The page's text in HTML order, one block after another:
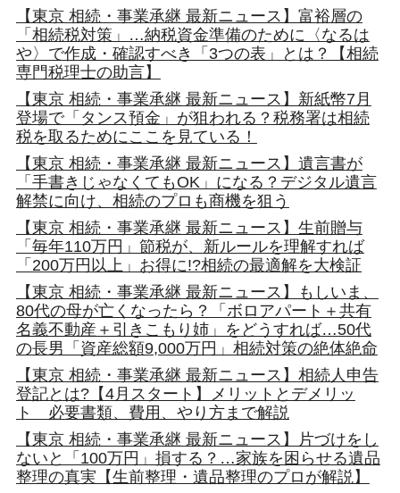
【東京 相続・事業承継 最新ニュース】富裕層の
「相続税対策」…納税資金準備のために〈なるは
や〉で作成・確認すべき「3つの表」とは？【相続
専門税理士の助言】
【東京 相続・事業承継 最新ニュース】新紙幣7月
登場で「タンス預金」が狙われる？税務署は相続
税を取るためにここを見ている！
【東京 相続・事業承継 最新ニュース】遺言書が
「手書きじゃなくてもOK」になる？デジタル遺言
解禁に向け、相続のプロも商機を狙う
【東京 相続・事業承継 最新ニュース】生前贈与
「毎年110万円」節税が、新ルールを理解すれば
「200万円以上」お得に!?相続の最適解を大検証
【東京 相続・事業承継 最新ニュース】もしいま、
80代の母が亡くなったら？「ボロアパート＋共有
名義不動産＋引きこもり姉」をどうすれば…50代
の長男「資産総額9,000万円」相続対策の絶体絶命
【東京 相続・事業承継 最新ニュース】相続人申告
登記とは?【4月スタート】メリットとデメリッ
ト 必要書類、費用、やり方まで解説
【東京 相続・事業承継 最新ニュース】片づけをし
ないと「100万円」損する？…家族を困らせる遺品
整理の真実【生前整理・遺品整理のプロが解説】